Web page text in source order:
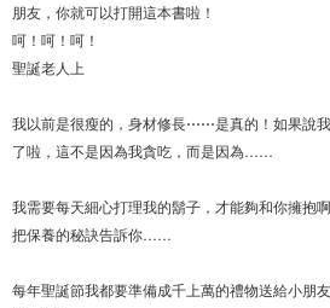
朋友，你就可以打開這本書啦！
呵！呵！呵！
聖誕老人上
我以前是很瘦的，身材修長⋯⋯是真的！如果說
了啦，這不是因為我貪吃，而是因為……
我需要每天細心打理我的鬍子，才能夠和你擁抱
把保養的秘訣告訴你……
每年聖誕節我都要準備成千上萬的禮物送給小朋